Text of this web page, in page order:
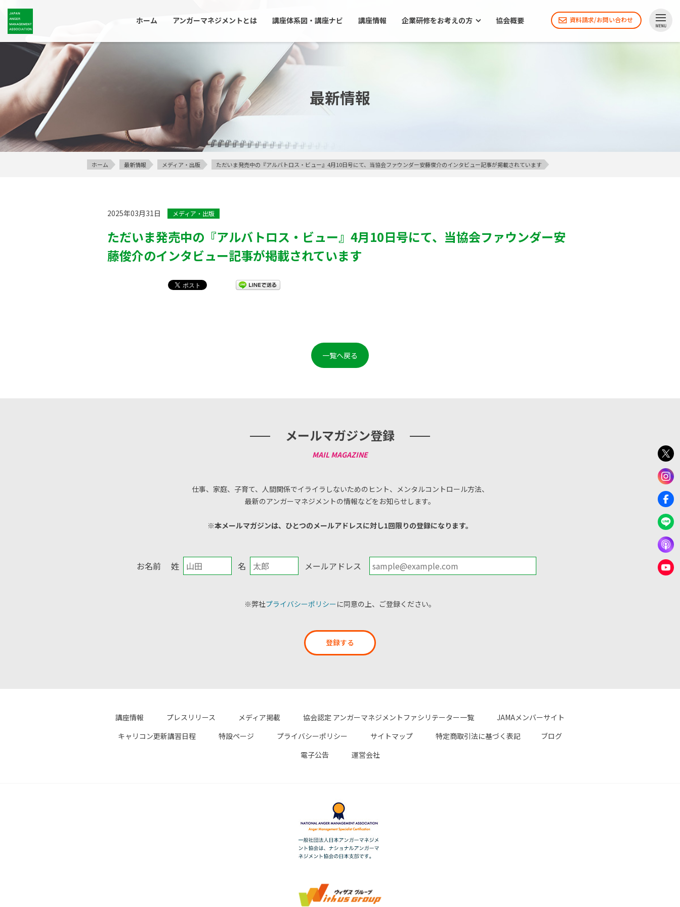
ホーム アンガーマネジメントとは 講座体系図・講座ナビ 講座情報 企業研修をお考えの方 協会概要 資料請求/お問い合わせ
最新情報
ホーム 最新情報 メディア・出版 ただいま発売中の『アルバトロス・ビュー』4月10日号にて、当協会ファウンダー安藤俊介のインタビュー記事が掲載されています
2025年03月31日 メディア・出版
ただいま発売中の『アルバトロス・ビュー』4月10日号にて、当協会ファウンダー安
藤俊介のインタビュー記事が掲載されています
一覧へ戻る
メールマガジン登録
仕事、家庭、子育て、人間関係でイライラしないためのヒント、メンタルコントロール方法、
最新のアンガーマネジメントの情報などをお知らせします。
※本メールマガジンは、ひとつのメールアドレスに対し1回限りの登録になります。
お名前 姓 名 メールアドレス
※弊社プライバシーポリシーに同意の上、ご登録ください。
登録する
講座情報 プレスリリース メディア掲載 協会認定 アンガーマネジメントファシリテーター一覧
JAMAメンバーサイト
キャリコン更新講習日程
特設ページ プライバシーポリシー サイトマップ 特定商取引法に基づく表記
ブログ
電子公告
運営会社